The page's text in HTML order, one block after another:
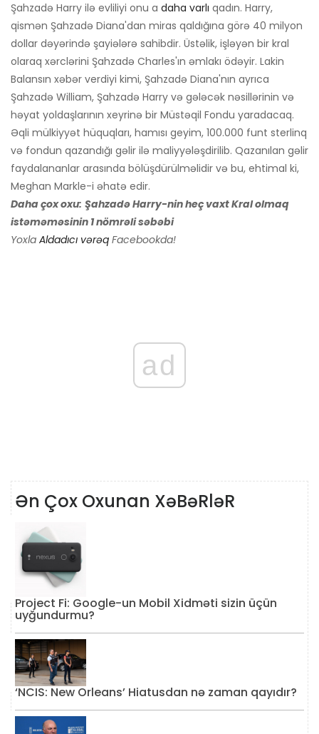
Şahzadə Harry ilə evliliyi onu a daha varlı qadın. Harry,
qismən Şahzadə Diana'dan miras qaldığına görə 40 milyon
dollar dəyərində şayiələrə sahibdir. Üstəlik, işləyən bir kral
olaraq xərclərini Şahzadə Charles'ın əmlakı ödəyir. Lakin
Balansın xəbər verdiyi kimi, Şahzadə Diana'nın ayrıca
Şahzadə William, Şahzadə Harry və gələcək nəsillərinin və
həyat yoldaşlarının xeyrinə bir Müstəqil Fondu yaradacaq.
Əqli mülkiyyət hüquqları, hamısı geyim, 100.000 funt sterlinq
və fondun qazandığı gəlir ilə maliyyələşdirilib. Qazanılan gəlir
faydalananlar arasında bölüşdürülməlidir və bu, ehtimal ki,
Meghan Markle-i əhatə edir.
Daha çox oxu: Şahzadə Harry-nin heç vaxt Kral olmaq
istəməməsinin 1 nömrəli səbəbi
Yoxla Aldadıcı vərəq Facebookda!
ad
Ən Çox Oxunan XəBəRləR
Project Fi: Google-un Mobil Xidməti sizin üçün
uyğundurmu?
‘NCIS: New Orleans’ Hiatusdan nə zaman qayıdır?